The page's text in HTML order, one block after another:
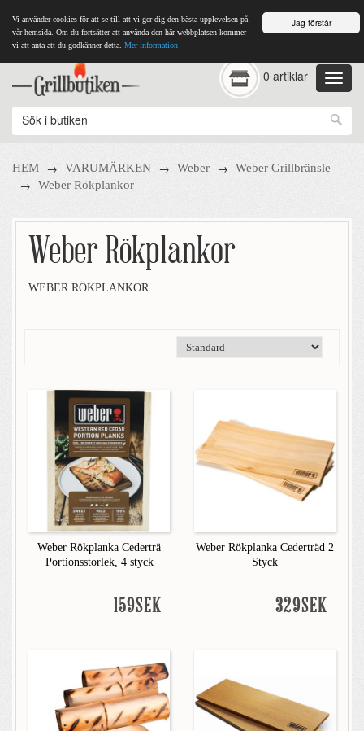
Jag förstår
Vi använder cookies för att se till att vi ger dig den bästa upplevelsen på
vår hemsida. Om du fortsätter att använda den här webbplatsen kommer
vi att anta att du godkänner detta. Mer information
0 artiklar
HEM → VARUMÄRKEN → Weber → Weber Grillbränsle
→ Weber Rökplankor
Weber Rökplankor
WEBER RÖKPLANKOR.
Weber Rökplanka Cederträ
Portionsstorlek, 4 styck
159SEK
Weber Rökplanka Cederträd 2
Styck
329SEK